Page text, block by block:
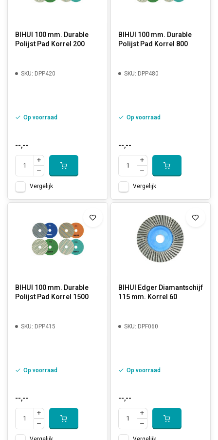
BIHUI 100 mm. Durable
Polijst Pad Korrel 200
SKU: DPP420
Op voorraad
--,--
Vergelijk
BIHUI 100 mm. Durable
Polijst Pad Korrel 800
SKU: DPP480
Op voorraad
--,--
Vergelijk
BIHUI 100 mm. Durable
Polijst Pad Korrel 1500
SKU: DPP415
Op voorraad
--,--
BIHUI Edger Diamantschijf
115 mm. Korrel 60
SKU: DPF060
Op voorraad
--,--